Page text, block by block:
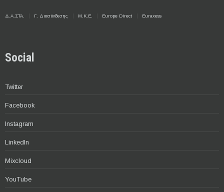
Δ.Α.ΣΤΑ. Γ. Διασύνδεσης Μ.Κ.Ε. Europe Direct Euraxess
Social
Twitter
Facebook
Instagram
LinkedIn
Mixcloud
YouTube